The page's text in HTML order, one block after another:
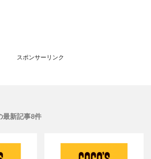
スポンサーリンク
最新記事8件